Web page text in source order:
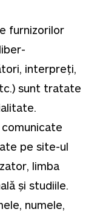
furnizorilor
interpreți,
sunt tratate
pe site-ul
limba
și studiile.
numele,